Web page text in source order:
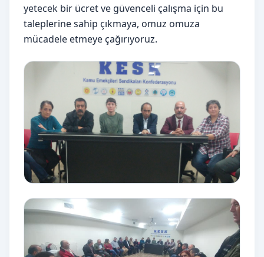
yetecek bir ücret ve güvenceli çalışma için bu
taleplerine sahip çıkmaya, omuz omuza
mücadele etmeye çağırıyoruz.